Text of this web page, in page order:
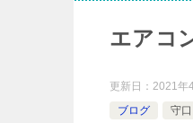
エアコ
更新日： 2021年
ブログ
守口